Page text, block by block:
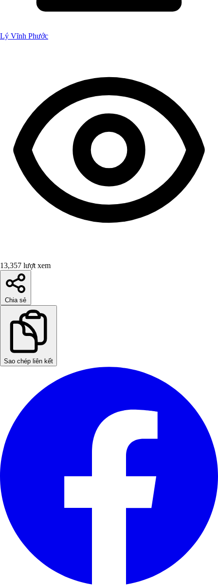
Lý Vĩnh Phước
13,357 lượt xem
Chia sẻ
Sao chép liên kết